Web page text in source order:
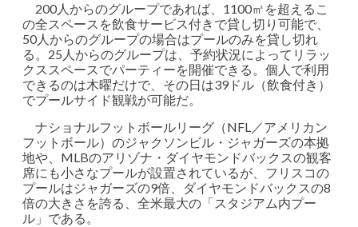
200人からのグループであれば、1100㎡を超えるこ
の全スペースを飲食サービス付きで貸し切り可能で、
50人からのグループの場合はプールのみを貸し切れ
る。25人からのグループは、予約状況によってリラッ
クススペースでパーティーを開催できる。個人で利用
できるのは木曜だけで、その日は39ドル（飲食付き）
でプールサイド観戦が可能だ。
ナショナルフットボールリーグ（NFL／アメリカン
フットボール）のジャクソンビル・ジャガーズの本拠
地や、MLBのアリゾナ・ダイヤモンドバックスの観客
席にも小さなプールが設置されているが、フリスコの
プールはジャガーズの9倍、ダイヤモンドバックスの8
倍の大きさを誇る、全米最大の「スタジアム内プー
ル」である。